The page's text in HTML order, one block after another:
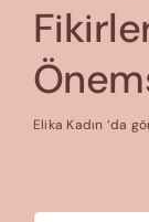
Elika Kadın ‘da